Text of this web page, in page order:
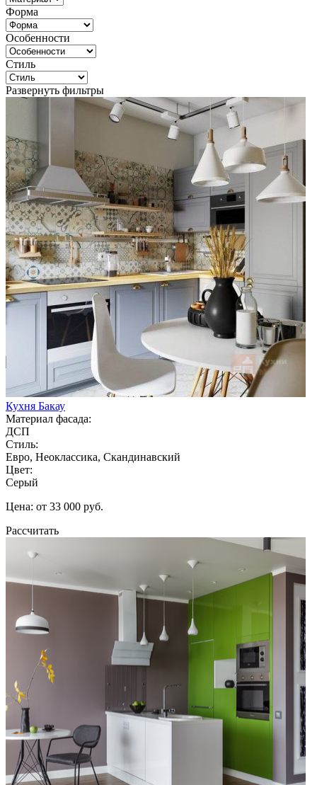
Форма
Особенности
Стиль
Развернуть фильтры
Кухня Бакау
Материал фасада:
ДСП
Стиль:
Евро, Неоклассика, Скандинавский
Цвет:
Серый
Цена: от 33 000 руб.
Рассчитать